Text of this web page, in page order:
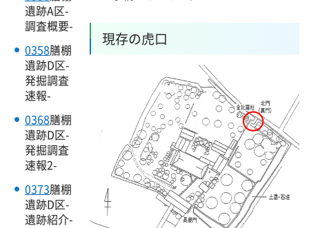
遺跡A区-
調査概要-
0358膳棚
遺跡D区-
発掘調査
速報-
0368膳棚
遺跡D区-
発掘調査
速報2-
0373膳棚
遺跡D区-
遺跡紹介-
現存の虎口